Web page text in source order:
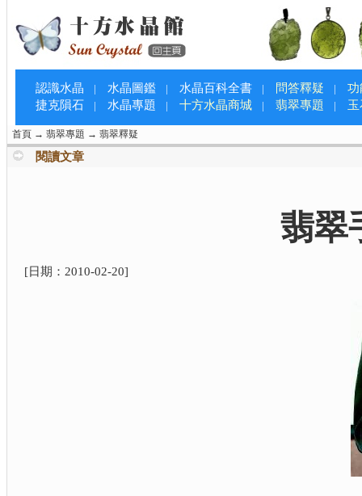
認識水晶 | 水晶圖鑑 | 水晶百科全書 | 問答釋疑 |
功
捷克隕石
| 水晶專題 | 十方水晶商城 | 翡翠專題 |
首頁 → 翡翠專題 → 翡翠釋疑
閱讀文章
翡翠
[日期： 2010-02-20]